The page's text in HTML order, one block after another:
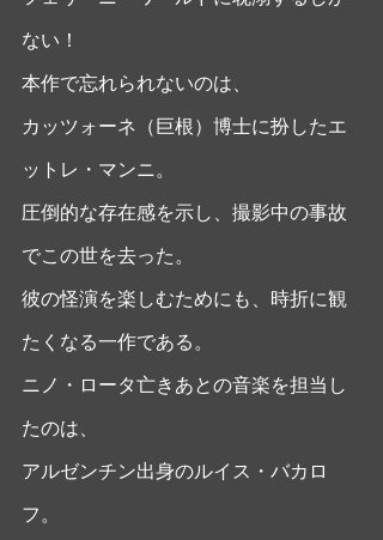
ない！
本作で忘れられないのは、
カッツォーネ（巨根）博士に扮したエ
ットレ・マンニ。
圧倒的な存在感を示し、撮影中の事故
でこの世を去った。
彼の怪演を楽しむためにも、時折に観
たくなる一作である。
ニノ・ロータ亡きあとの音楽を担当し
たのは、
アルゼンチン出身のルイス・バカロ
フ。